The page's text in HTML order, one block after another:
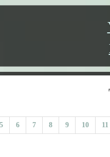
5 6 7 8 9 10 11